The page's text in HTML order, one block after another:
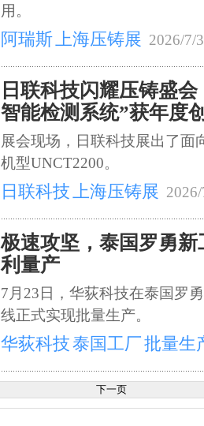
用。
阿瑞斯上海压铸展 2026/7/
日联科技闪耀压铸盛
智能检测系统”获年度
展会现场，日联科技展出了面
机型UNCT2200。
日联科技上海压铸展
极速攻坚，泰国罗勇
利量产
7月23日，华荻科技在泰国罗
线正式实现批量生产。
华荻科技泰国工厂批量生